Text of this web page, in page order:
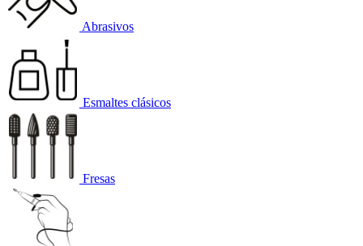
Abrasivos
Esmaltes clásicos
Fresas